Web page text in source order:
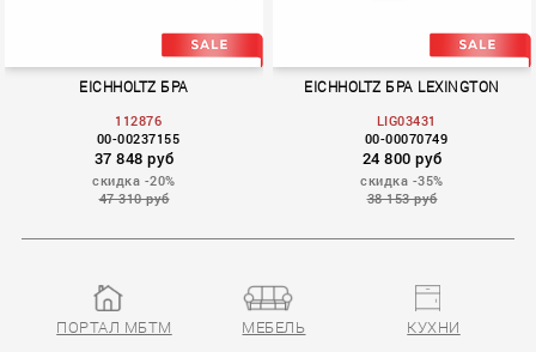
EICHHOLTZ БРА
112876
00-00237155
37 848 руб
скидка -20%
47 310 руб
LEXINGTON
EICHHOLTZ БРА LEXINGTON
LIG03431
00-00070749
24 800 руб
скидка -35%
38 153 руб
ПОРТАЛ МБТМ МЕБЕЛЬ КУХНИ